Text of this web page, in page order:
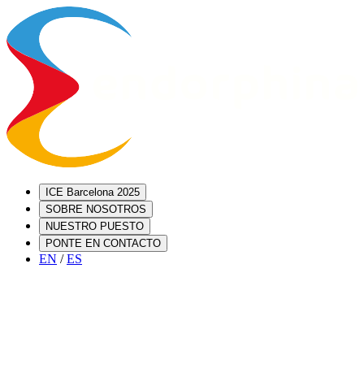
ICE Barcelona 2025
SOBRE NOSOTROS
NUESTRO PUESTO
PONTE EN CONTACTO
EN / ES